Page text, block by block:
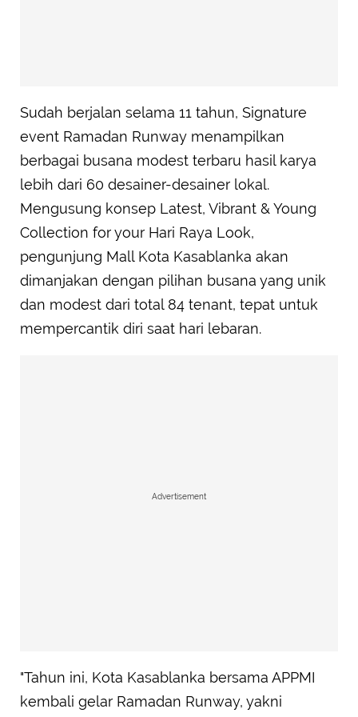
Sudah berjalan selama 11 tahun, Signature
event Ramadan Runway menampilkan
berbagai busana modest terbaru hasil karya
lebih dari 60 desainer-desainer lokal.
Mengusung konsep Latest, Vibrant & Young
Collection for your Hari Raya Look,
pengunjung Mall Kota Kasablanka akan
dimanjakan dengan pilihan busana yang unik
dan modest dari total 84 tenant, tepat untuk
mempercantik diri saat hari lebaran.
Advertisement
"Tahun ini, Kota Kasablanka bersama APPMI
kembali gelar Ramadan Runway, yakni